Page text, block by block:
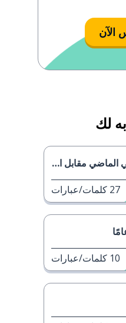
الآن
لك
مقابل الحاضر
27 كلمات/عبارات
10 كلمات/عبارات